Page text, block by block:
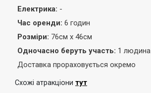
Електрика: -
Час оренди: 6 годин
Розміри: 76см х 46см
Одночасно беруть участь: 1 людина
Доставка прораховується окремо
Схожі атракціони тут